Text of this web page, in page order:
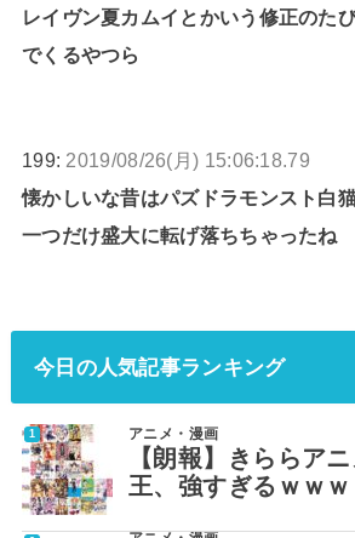
レイヴン夏カムイとかいう修正のた
でくるやつら
199: 2019/08/26(月) 15:06:18.79
懐かしいな昔はパズドラモンスト白
一つだけ盛大に転げ落ちちゃったね
今日の人気記事ランキング
アニメ・漫画
【朗報】きららア
王、強すぎるｗｗｗ